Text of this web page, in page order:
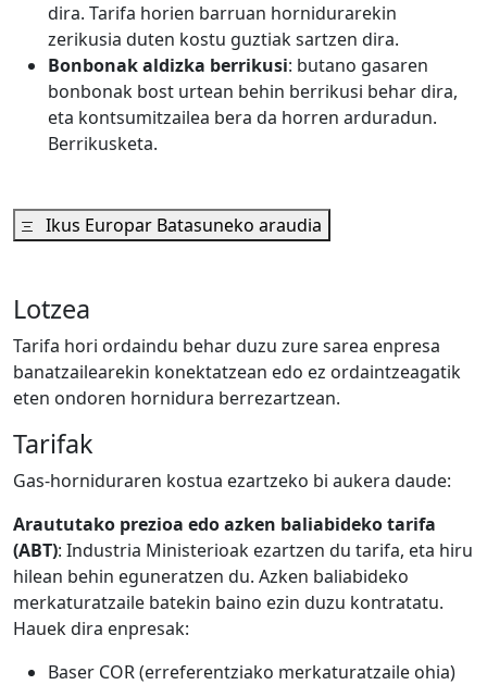
dira. Tarifa horien barruan hornidurarekin
zerikusia duten kostu guztiak sartzen dira.
Bonbonak aldizka berrikusi: butano gasaren
bonbonak bost urtean behin berrikusi behar dira,
eta kontsumitzailea bera da horren arduradun.
Berrikusketa.
Ikus Europar Batasuneko araudia
Lotzea
Tarifa hori ordaindu behar duzu zure sarea enpresa
banatzailearekin konektatzean edo ez ordaintzeagatik
eten ondoren hornidura berrezartzean.
Tarifak
Gas-horniduraren kostua ezartzeko bi aukera daude:
Araututako prezioa edo azken baliabideko tarifa
(ABT): Industria Ministerioak ezartzen du tarifa, eta hiru
hilean behin eguneratzen du. Azken baliabideko
merkaturatzaile batekin baino ezin duzu kontratatu.
Hauek dira enpresak:
Baser COR (erreferentziako merkaturatzaile ohia)